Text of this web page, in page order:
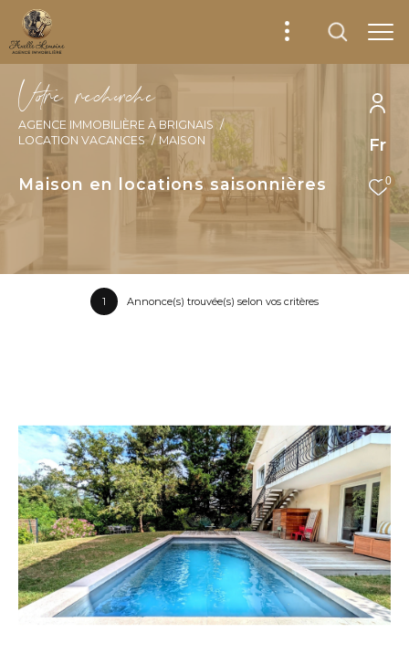
Fr
0
Vore recece
AGENCE IMMOBILIÈRE À BRIGNAIS
LOCATION VACANCES
MAISON
Maison en locations saisonnières
1 Annonce(s) trouvée(s) selon vos critères